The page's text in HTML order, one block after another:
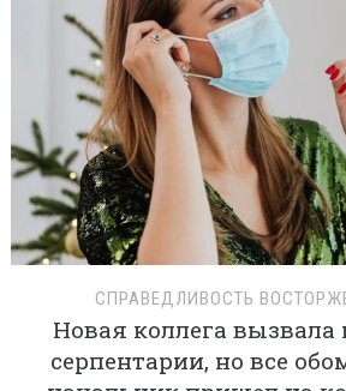
СПРАВЕДЛИВОСТЬ
Новая коллега
серпентарии, но все